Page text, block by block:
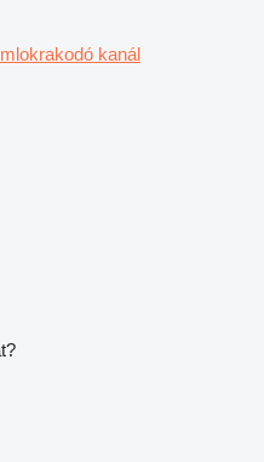
kanál